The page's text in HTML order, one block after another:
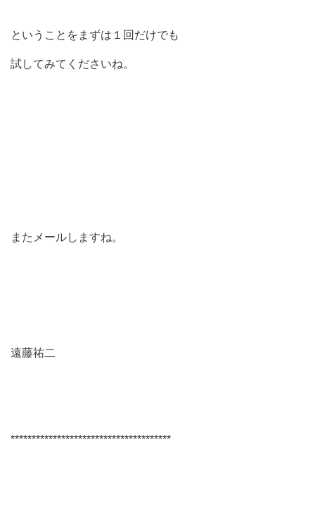
ということをまずは１回だけでも
試してみてくださいね。
またメールしますね。
遠藤祐二
**************************************